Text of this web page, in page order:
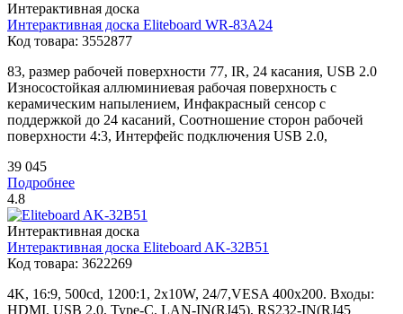
Интерактивная доска
Интерактивная доска Eliteboard WR-83A24
Код товара: 3552877
83, размер рабочей поверхности 77, IR, 24 касания, USB 2.0
Износостойкая аллюминиевая рабочая поверхность с
керамическим напылением, Инфакрасный сенсор с
поддержкой до 24 касаний, Соотношение сторон рабочей
поверхности 4:3, Интерфейс подключения USB 2.0,
39 045
Подробнее
4.8
Интерактивная доска
Интерактивная доска EliteboardAK-32B51
Код товара: 3622269
4K, 16:9, 500cd, 1200:1, 2x10W, 24/7,VESA 400х200. Входы:
HDMI, USB 2.0, Type-C, LAN-IN(RJ45), RS232-IN(RJ45